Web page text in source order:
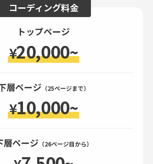
コーディング料金
トップページ
¥20,000~
層ページ （25ページまで）
¥10,000~
層ページ （26ページ目から）